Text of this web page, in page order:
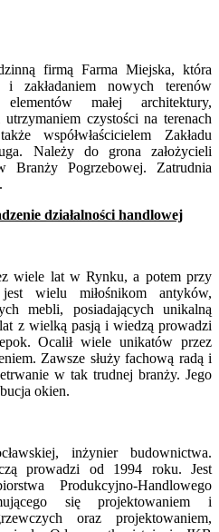
firmą Farma Miejska, która
zakładaniem nowych terenów
małej architektury,
czystości na terenach
współwłaścicielem Zakładu
Należy do grona założycieli
Branży Pogrzebowej. Zatrudnia
działalności handlowej
wiele lat w Rynku, a potem przy
wielu miłośnikom antyków,
mebli, posiadających unikalną
z wielką pasją i wiedzą prowadzi
Ocalił wiele unikatów przez
Zawsze służy fachową radą i
w tak trudnej branży. Jego
okien.
inżynier budownictwa.
prowadzi od 1994 roku. Jest
Produkcyjno-Handlowego
się projektowaniem i
oraz projektowaniem,